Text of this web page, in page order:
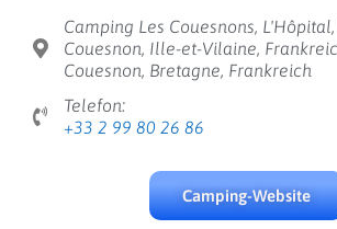
Camping Les Couesnons,
Couesnon, Ille-et-Vilaine,
Couesnon, Bretagne, Frankreich
Telefon:
+33 2 99 80 26 86
Camping-Website